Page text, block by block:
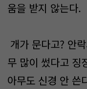
움을 받지 않는다.
개가 문다고? 안
무 많이 썼다고 징
아무도 신경 안 쓴